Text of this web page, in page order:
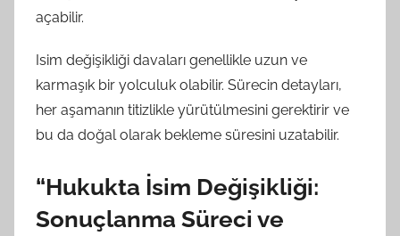
açabilir.
Isim değişikliği davaları genellikle uzun ve
karmaşık bir yolculuk olabilir. Sürecin detayları,
her aşamanın titizlikle yürütülmesini gerektirir ve
bu da doğal olarak bekleme süresini uzatabilir.
“Hukukta İsim Değişikliği:
Sonuçlanma Süreci ve